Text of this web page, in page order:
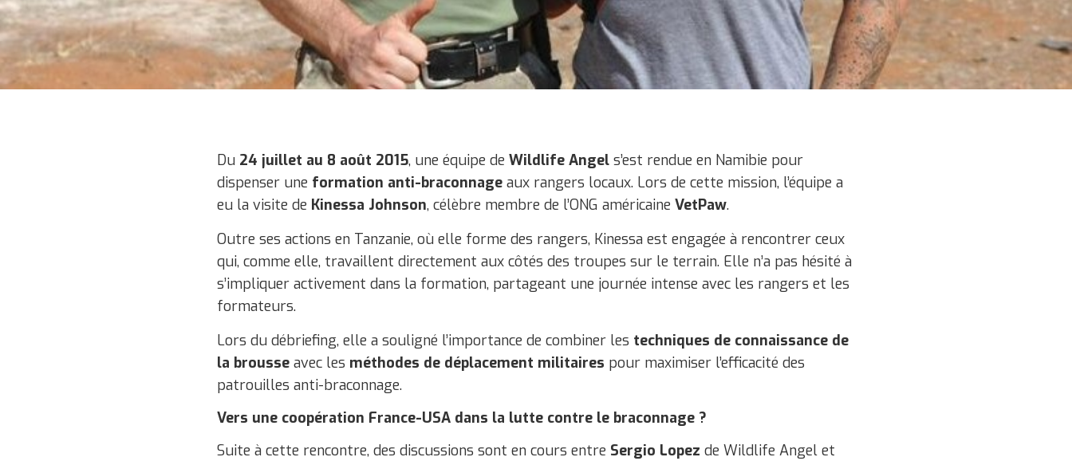
Du 24 juillet au 8 août 2015, une équipe de Wildlife Angel s’est rendue en Namibie pour
dispenser une formation anti-braconnage aux rangers locaux. Lors de cette mission, l’équipe a
eu la visite de Kinessa Johnson, célèbre membre de l’ONG américaine VetPaw.
Outre ses actions en Tanzanie, où elle forme des rangers, Kinessa est engagée à rencontrer ceux
qui, comme elle, travaillent directement aux côtés des troupes sur le terrain. Elle n’a pas hésité à
s’impliquer activement dans la formation, partageant une journée intense avec les rangers et les
formateurs.
Lors du débriefing, elle a souligné l’importance de combiner les techniques de connaissance de
la brousse avec les méthodes de déplacement militaires pour maximiser l’efficacité des
patrouilles anti-braconnage.
Vers une coopération France-USA dans la lutte contre le braconnage ?
Suite à cette rencontre, des discussions sont en cours entre Sergio Lopez de Wildlife Angel et